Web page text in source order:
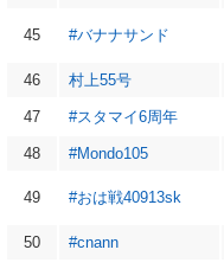
45 #バナナサンド
46 村上55号
47 #スタマイ6周年
48 #Mondo105
49 #おは戦40913sk
50 #cnann